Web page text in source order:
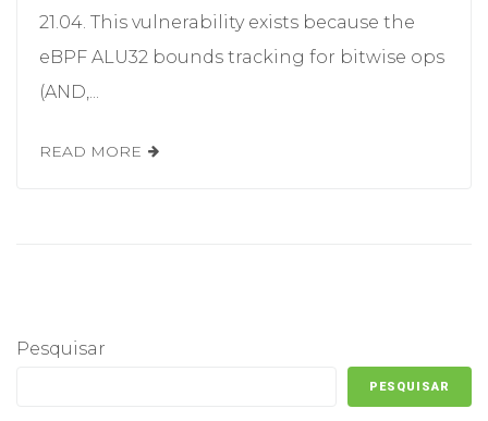
21.04. This vulnerability exists because the
eBPF ALU32 bounds tracking for bitwise ops
(AND,...
READ MORE
Pesquisar
PESQUISAR